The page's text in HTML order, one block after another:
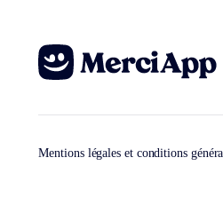
Mentions légales et conditions